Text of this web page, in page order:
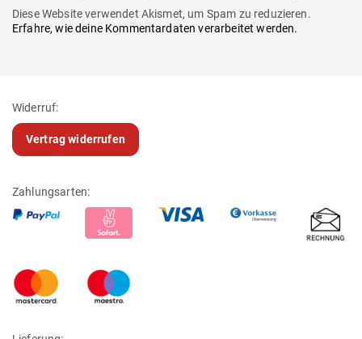
Diese Website verwendet Akismet, um Spam zu reduzieren.
Erfahre, wie deine Kommentardaten verarbeitet werden.
Widerruf:
Vertrag widerrufen
Zahlungsarten: